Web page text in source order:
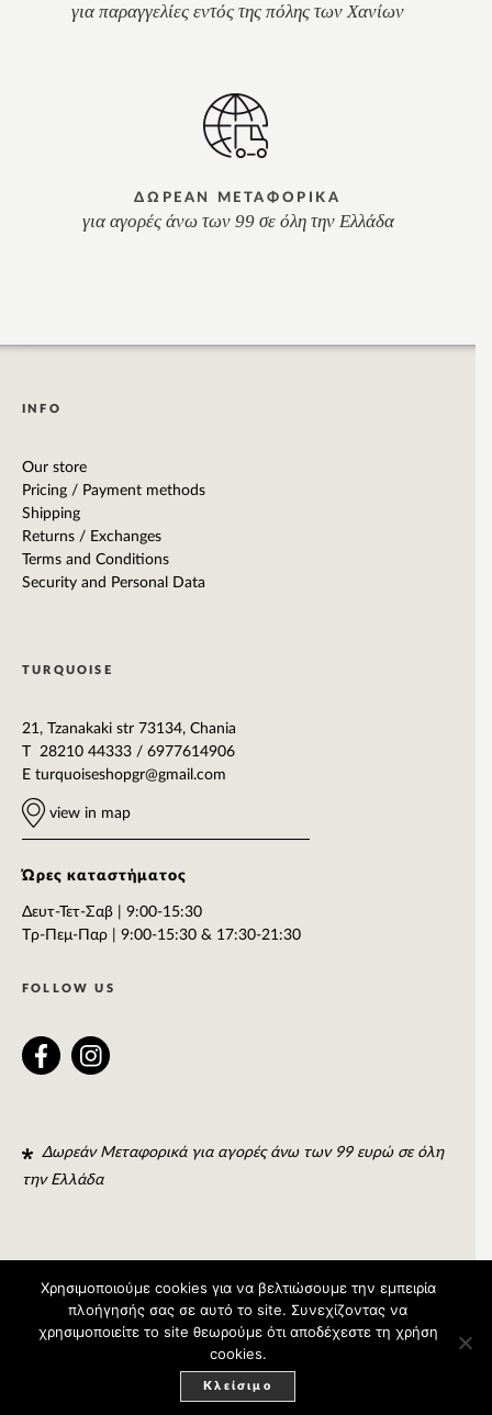
για παραγγελίες εντός της πόλης των Χανίων
ΔΩΡΕΑΝ ΜΕΤΑΦΟΡΙΚΑ
για αγορές άνω των 99 σε όλη την Ελλάδα
INFO
Our store
Pricing / Payment methods
Shipping
Returns / Exchanges
Terms and Conditions
Security and Personal Data
TURQUOISE
21, Tzanakaki str 73134, Chania
T 28210 44333 / 6977614906
E turquoiseshopgr@gmail.com
view in map
Ώρες καταστήματος
Δευτ-Τετ-Σαβ | 9:00-15:30
Tρ-Πεμ-Παρ | 9:00-15:30 & 17:30-21:30
FOLLOW US
Δωρεάν Μεταφορικά για αγορές άνω των 99 ευρώ σε όλη
την Ελλάδα
© 2015 TURQUOISE DESIGN: FORTI - DEVELOPMENT:
Χρησιμοποιούμε cookies για να βελτιώσουμε την εμπειρία
πλοήγησής σας σε αυτό το site. Συνεχίζοντας να
χρησιμοποιείτε το site θεωρούμε ότι αποδέχεστε τη χρήση
cookies.
Κλείσιμο